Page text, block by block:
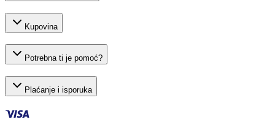
Kupovina
Potrebna ti je pomoć?
Plaćanje i isporuka